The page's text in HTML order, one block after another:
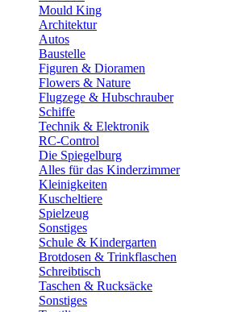
Mould King
Architektur
Autos
Baustelle
Figuren & Dioramen
Flowers & Nature
Flugzege & Hubschrauber
Schiffe
Technik & Elektronik
RC-Control
Die Spiegelburg
Alles für das Kinderzimmer
Kleinigkeiten
Kuscheltiere
Spielzeug
Sonstiges
Schule & Kindergarten
Brotdosen & Trinkflaschen
Schreibtisch
Taschen & Rucksäcke
Sonstiges